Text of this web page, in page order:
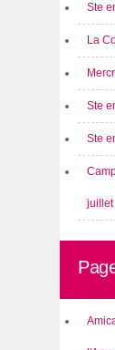
Ste
La
Ste
Ste
juillet